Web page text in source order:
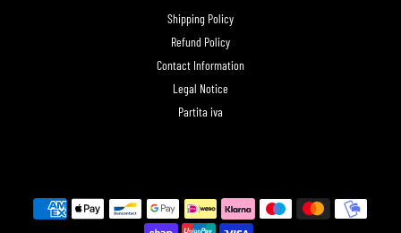
Shipping Policy
Refund Policy
Contact Information
Legal Notice
Partita iva